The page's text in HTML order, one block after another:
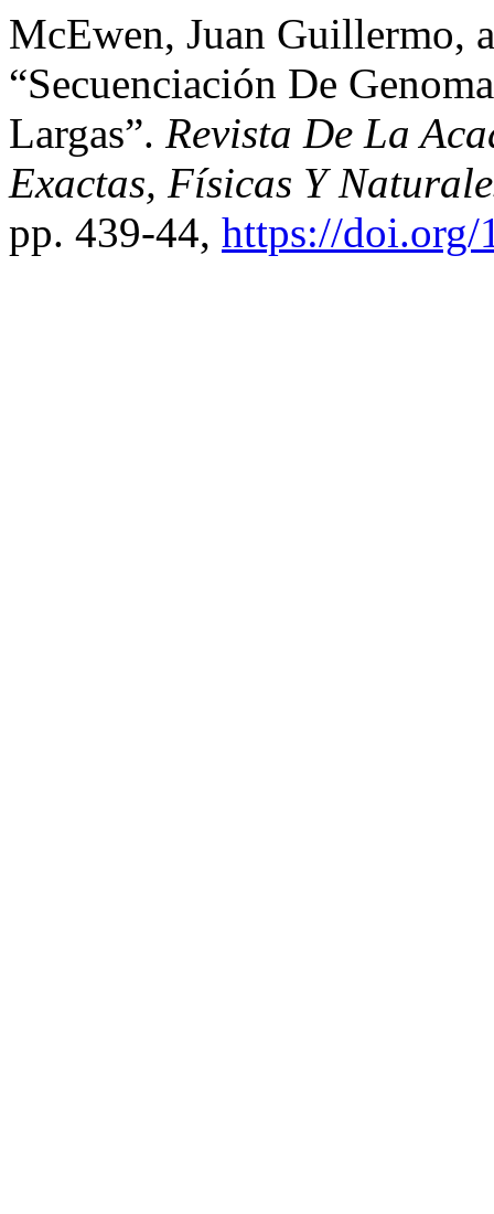
McEwen, Juan Guillermo,
“Secuenciación De
Largas”. Revista De La
Exactas, Físicas Y
pp. 439-44, https://doi.org/